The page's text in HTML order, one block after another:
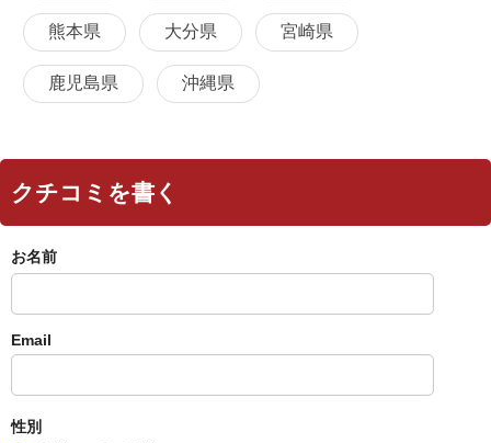
熊本県 大分県 宮崎県
鹿児島県 沖縄県
クチコミを書く
お名前
Email
性別